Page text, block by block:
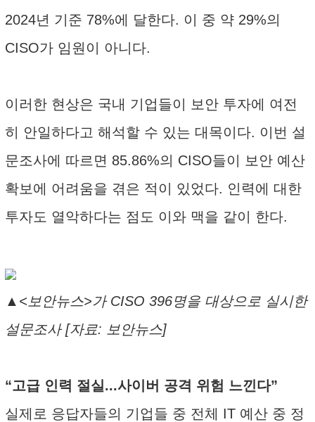
2024년 기준 78%에 달한다. 이 중 약 29%의
CISO가 임원이 아니다.
이러한 현상은 국내 기업들이 보안 투자에 여전
히 안일하다고 해석할 수 있는 대목이다. 이번 설
문조사에 따르면 85.86%의 CISO들이 보안 예산
확보에 어려움을 겪은 적이 있었다. 인력에 대한
투자도 열악하다는 점도 이와 맥을 같이 한다.
▲<보안뉴스>가 CISO 396명을 대상으로 실시한
설문조사 [자료: 보안뉴스]
“고급 인력 절실...사이버 공격 위험 느낀다”
실제로 응답자들의 기업들 중 전체 IT 예산 중 정